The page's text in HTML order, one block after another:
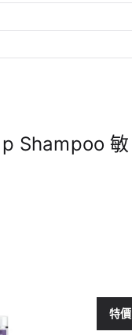
Shampoo 敏
特價